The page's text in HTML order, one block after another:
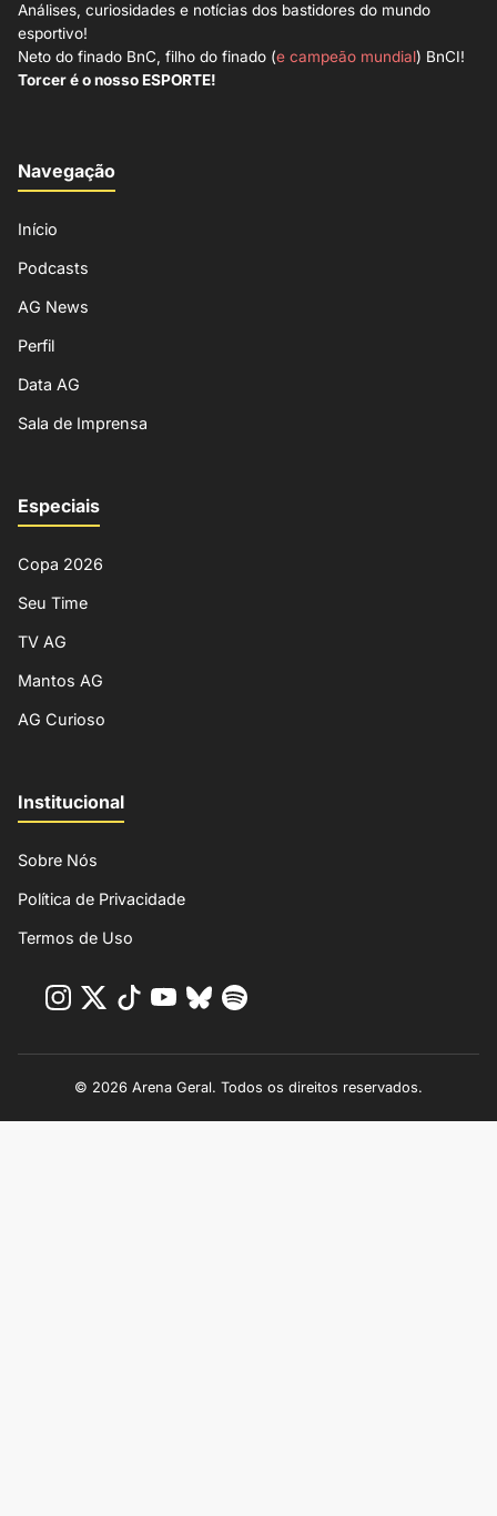
Análises, curiosidades e notícias dos bastidores do mundo
esportivo!
Neto do finado BnC, filho do finado (e campeão mundial) BnCI!
Torcer é o nosso ESPORTE!
Navegação
Início
Podcasts
AG News
Perfil
Data AG
Sala de Imprensa
Especiais
Copa 2026
Seu Time
TV AG
Mantos AG
AG Curioso
Institucional
Sobre Nós
Política de Privacidade
Termos de Uso
© 2026 Arena Geral. Todos os direitos reservados.